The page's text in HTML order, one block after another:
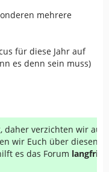
mehrere
für diese Jahr auf
es denn sein muss)
daher verzichten wir auf
wir Euch über diesen
es das Forum